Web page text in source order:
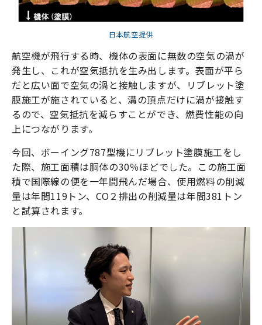
日本航空提供
航空機が飛行する時、機体の表面に無数の空気の渦が
発生し、これが空気抵抗を生み出します。表面が平ら
だと広い面で空気の渦と接触しますが、リブレット塗
膜施工が施されていると、溝の頂点だけに渦が接触す
るので、空気抵抗を減らすことができ、燃費性能の向
上につながります。
今回、ボーイング787型機にリブレット塗膜施工をし
た際、施工面積は胴体の30％ほどでした。この施工面
積で国際線の便を一年間飛んだ場合、使用燃料の削減
量は年間119トン、CO２排出の削減量は年間381トン
と試算されます。